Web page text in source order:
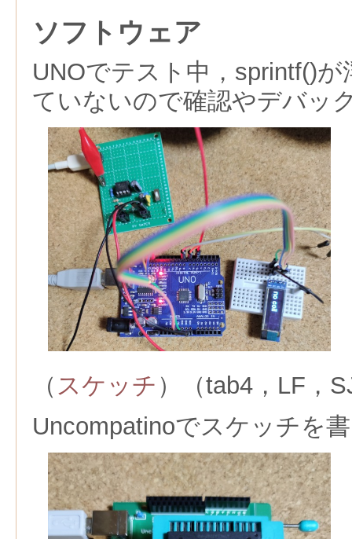
ソフトウェア
UNOでテスト中，sprintf()
ていないので確認やデバッ
（ スケッチ ）（tab4，LF，
Uncompatinoでスケッチを